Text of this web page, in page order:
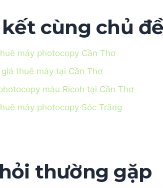
cùng chủ đề
máy photocopy Cần Thơ
giá thuê máy tại Cần Thơ
màu Ricoh tại Cần Thơ
máy photocopy Sóc Trăng
thường gặp